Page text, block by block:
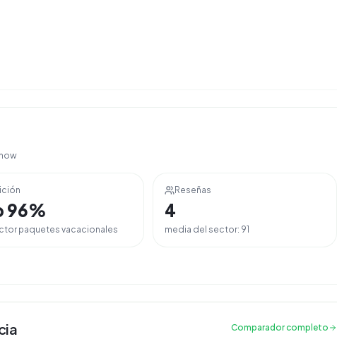
96%
paquetes vacacionales
Reseñas
4
media del sector: 91
Comparador completo